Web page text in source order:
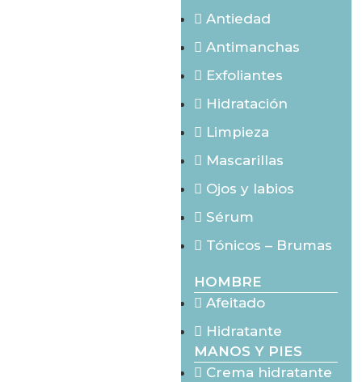
Antiedad
Antimanchas
Exfoliantes
Hidratación
Limpieza
Mascarillas
Ojos y labios
Sérum
Tónicos – Brumas
HOMBRE
Afeitado
Hidratante
MANOS Y PIES
Crema hidratante